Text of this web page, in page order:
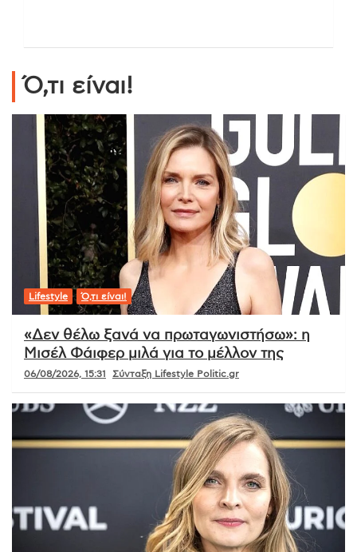
Ό,τι είναι!
Lifestyle Ό,τι είναι!
«Δεν θέλω ξανά να πρωταγωνιστήσω»: η
Μισέλ Φάιφερ μιλά για το μέλλον της
06/08/2026, 15:31 Σύνταξη Lifestyle Politic.gr